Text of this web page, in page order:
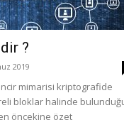
?
2019
mimarisi kriptografide
bloklar halinde
öncekine özet